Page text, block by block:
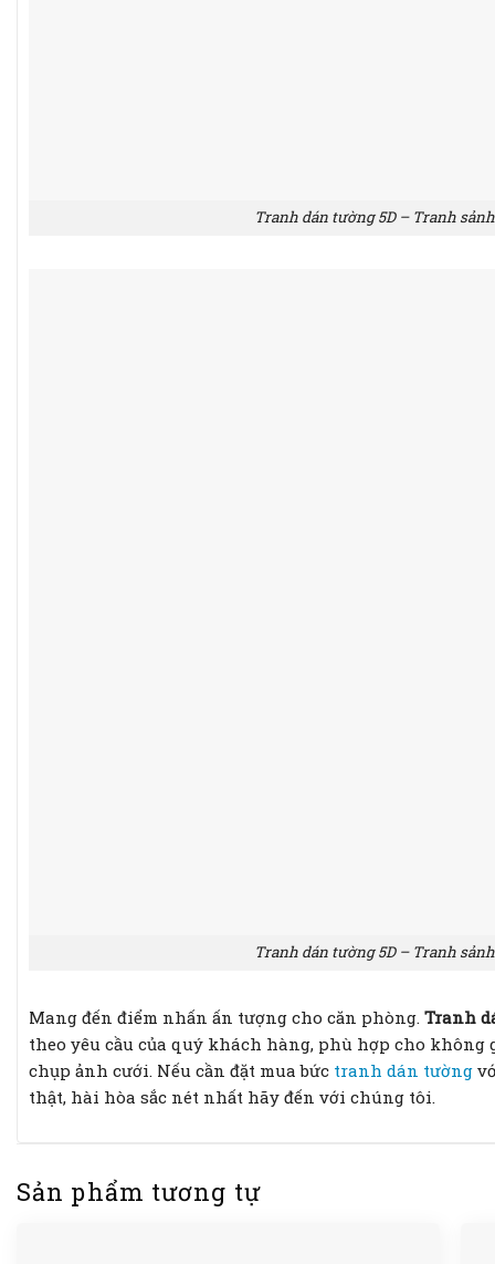
Tranh dán tường 5D – Tranh
Tranh dán tường 5D – Tranh
Mang đến điểm nhấn ấn tượng cho căn phòng. Tranh
theo yêu cầu của quý khách hàng, phù hợp cho
chụp ảnh cưới. Nếu cần đặt mua bức tranh dán tường
thật, hài hòa sắc nét nhất hãy đến với chúng tôi.
Sản phẩm tương tự